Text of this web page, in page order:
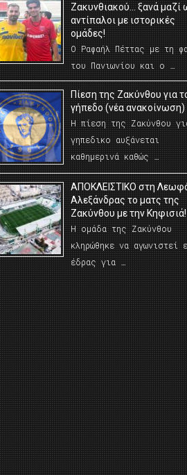
Ζακυνθιακού… ξανά μαζί
αντίπαλοι με ιστορικές
ομάδες!
Ο Ραφαήλ Πέττας με τη
του Πανιωνίου και ο …
Πίεση της Ζακύνθου για
γήπεδο (νέα ανακοίνωση)
Η πίεση της Ζακύνθου
γηπεδικο αυξάνεται
καθημερινά καθώς …
AΠΟΚΛΕΙΣΤΙΚΟ στη
Αλεξάνδρας το ματς της
Ζακύνθου με την Κηφισιά!
Η ομάδα της Ζακύνθου
κληρώθηκε να αγωνιστεί
έδρας για …